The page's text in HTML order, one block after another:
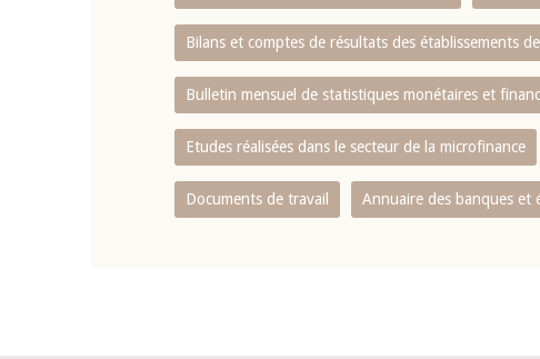
Bilans et comptes de résultats des établissements
Bulletin mensuel de statistiques monétaires et
Etudes réalisées dans le secteur de la microfinance
Documents de travail Annuaire des banques et